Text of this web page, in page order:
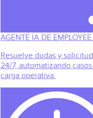
AGENTE IA DE
Resuelve dudas y
24/7, automatizando
carga operativa.